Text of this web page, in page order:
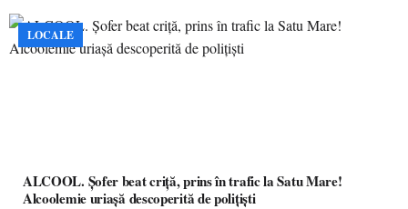
LOCALE
ALCOOL. Șofer beat criță, prins în trafic la Satu Mare!
Alcoolemie uriașă descoperită de polițiști